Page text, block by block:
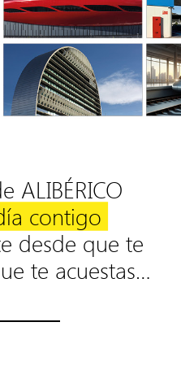
ALIBÉRICO
contigo
desde que te
te acuestas…